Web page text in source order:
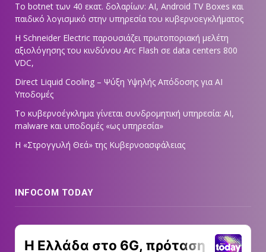
Το botnet των 40 εκατ. δολαρίων: AI, Android TV Boxes και
παιδικό λογισμικό στην υπηρεσία του κυβερνοεγκλήματος
Η Schneider Electric παρουσιάζει πρωτοποριακή μελέτη
αξιολόγησης του κινδύνου Arc Flash σε data centers 800
VDC,
Direct Liquid Cooling – Ψύξη Υψηλής Απόδοσης για AI
Υποδομές
Το κυβερνοέγκλημα γίνεται συνδρομητική υπηρεσία: AI,
malware και υποδομές «ως υπηρεσία»
Η «Στρογγυλή Θεά» της Κυβερνοασφάλειας
INFOCOM TODAY